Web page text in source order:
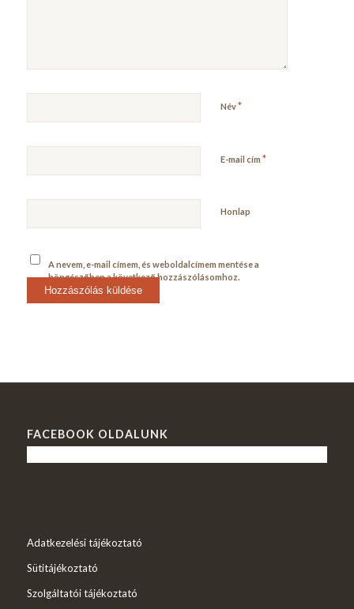
Név*
E-mail cím *
Honlap
A nevem, e-mail címem, és weboldalcímem mentése a
böngészőben a következő hozzászólásomhoz.
FACEBOOK OLDALUNK
Adatkezelési tájékoztató
Sütitájékoztató
Szolgáltatói tájékoztató